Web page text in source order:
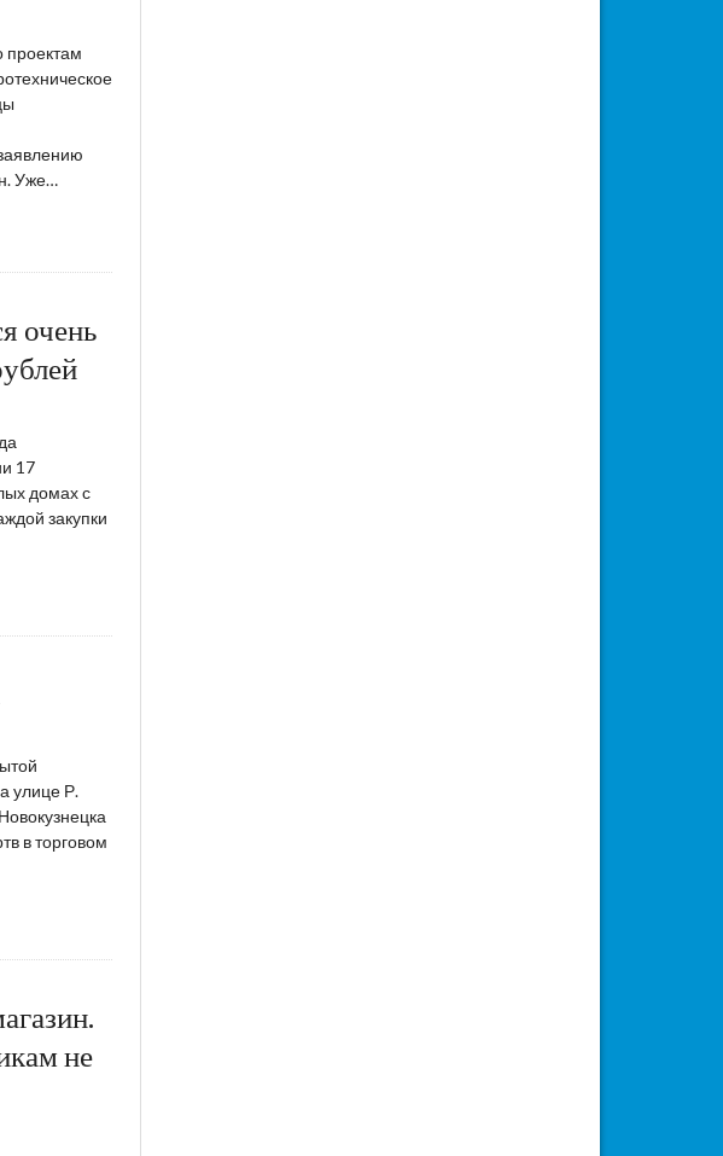
проектам
Уже…
очень
17
домах с
закупки
улице Р.
в торговом
не